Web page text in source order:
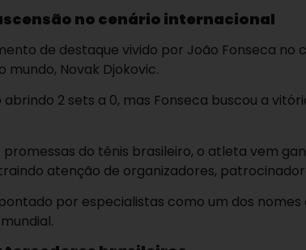
no cenário internacional
de destaque vivido por João Fonseca no
mundo, Novak Djokovic.
2 sets a 0, mas Fonseca buscou a
do tênis brasileiro, o atleta vem
atenção de organizadores,
por especialistas como um dos